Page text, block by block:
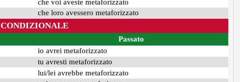
che voi aveste metaforizzato
che loro avessero metaforizzato
CONDIZIONALE
Passato
io avrei metaforizzato
tu avresti metaforizzato
lui/lei avrebbe metaforizzato